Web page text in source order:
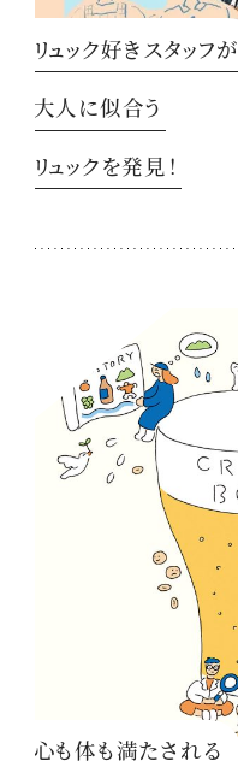
リュック好きスタッフが
大人に似合う
リュックを発見！
心も体も満たされる